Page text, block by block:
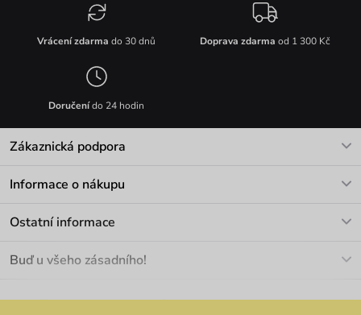
Vrácení zdarma do 30 dnů Doprava zdarma od 1 300 Kč
Doručenído 24 hodin
Zákaznická podpora
Informace o nákupu
Materiály a údržba
Ostatní informace
Velkoobchod
Buď u všeho zásadního!